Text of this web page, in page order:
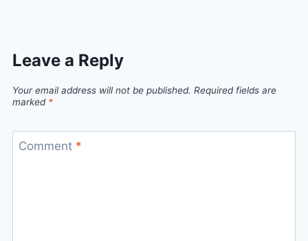
Leave a Reply
Your email address will not be published. Required fields are
marked *
Comment *